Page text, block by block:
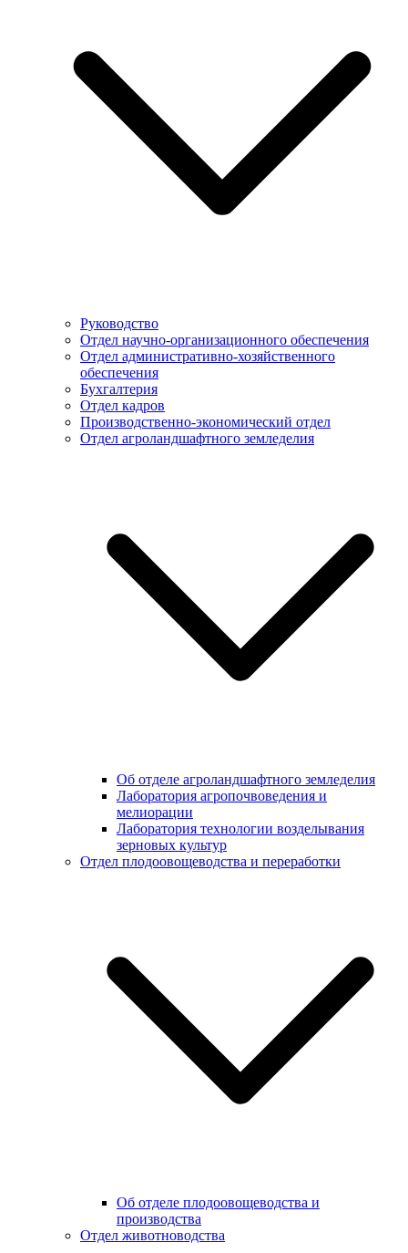
Руководство
Отдел научно-организационного обеспечения
Отдел административно-хозяйственного
обеспечения
Бухгалтерия
Отдел кадров
Производственно-экономический отдел
Отдел агроландшафтного земледелия
Об отделе агроландшафтного земледелия
Лаборатория агропочвоведения и
мелиорации
Лаборатория технологии возделывания
зерновых культур
Отдел плодоовощеводства и переработки
Об отделе плодоовощеводства и
производства
Отдел животноводства